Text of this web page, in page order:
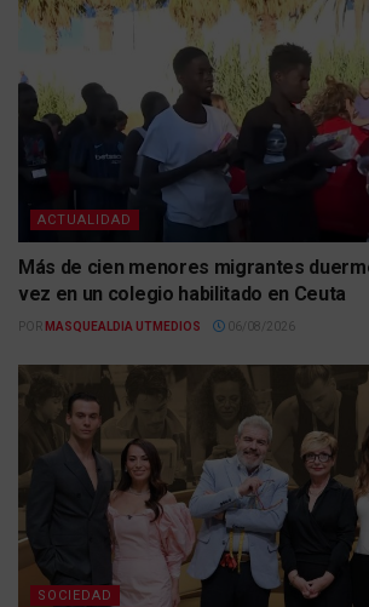
ACTUALIDAD
Más de cien menores migrantes
vez en un colegio habilitado en Ceuta
POR MASQUEALDIA UTMEDIOS 06/08/2026
SOCIEDAD